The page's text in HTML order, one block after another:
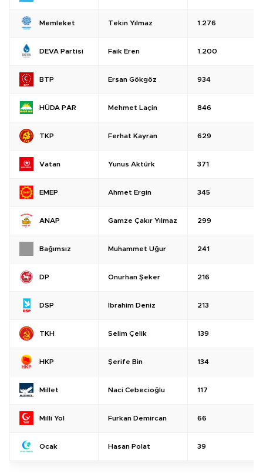
Memleket Tekin Yılmaz 1.276
DEVA Partisi Faik Eren 1.200
BTP Ersan Gökgöz 934
HÜDA PAR Mehmet Laçin 846
TKP Ferhat Kayran 629
Vatan Yunus Aktürk 371
EMEP Ahmet Ergin 345
ANAP Gamze Çakır Yılmaz 299
Bağımsız Muhammet Uğur 241
DP Onurhan Şeker 216
DSP İbrahim Deniz 213
TKH Selim Çelik 139
HKP Şerife Bin 134
Millet Naci Cebecioğlu 117
Milli Yol Furkan Demircan 66
Ocak Hasan Polat 39